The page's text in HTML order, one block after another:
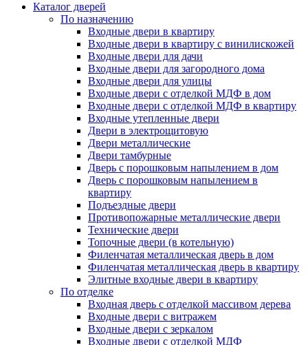
Каталог дверей
По назначению
Входные двери в квартиру
Входные двери в квартиру с винилискожей
Входные двери для дачи
Входные двери для загородного дома
Входные двери для улицы
Входные двери с отделкой МДФ в дом
Входные двери с отделкой МДФ в квартиру
Входные утепленные двери
Двери в электрощитовую
Двери металлические
Двери тамбурные
Дверь с порошковым напылением в дом
Дверь с порошковым напылением в
квартиру
Подъездные двери
Противопожарные металлические двери
Технические двери
Топочные двери (в котельную)
Филенчатая металлическая дверь в дом
Филенчатая металлическая дверь в квартиру
Элитные входные двери в квартиру
По отделке
Входная дверь с отделкой массивом дерева
Входные двери с витражем
Входные двери с зеркалом
Входные двери с отделкой МДФ